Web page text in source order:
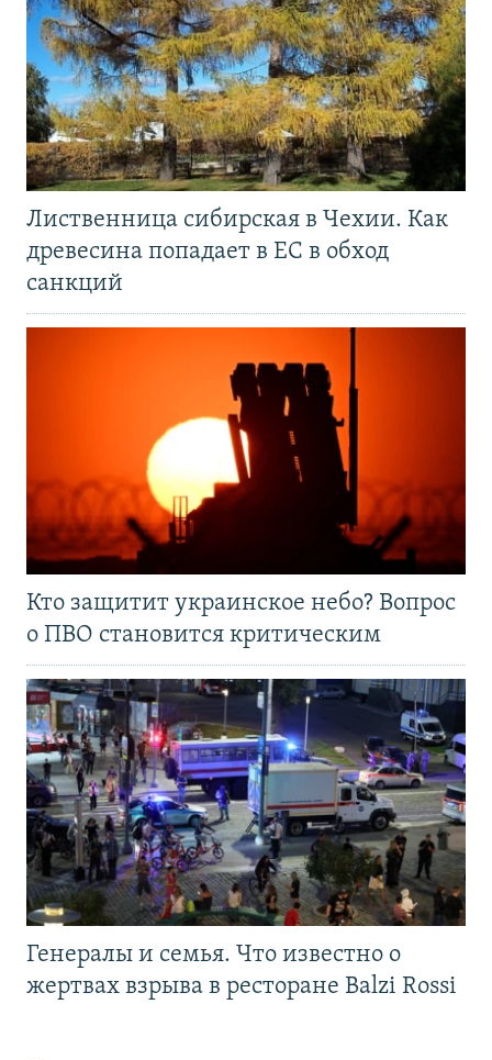
Лиственница сибирская в Чехии. Как
древесина попадает в ЕС в обход
санкций
Кто защитит украинское небо? Вопрос
о ПВО становится критическим
Генералы и семья. Что известно о
жертвах взрыва в ресторане Balzi Rossi